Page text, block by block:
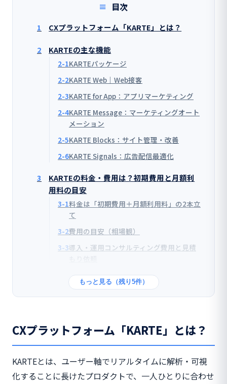
目次
1 CXプラットフォーム「KARTE」とは？
2 KARTEの主な機能
2-1KARTEパッケージ
2-2KARTE Web｜Web接客
2-3KARTE for App：アプリマーケティング
2-4KARTE Message：マーケティングオート
メーション
2-5KARTE Blocks：サイト管理・改善
2-6KARTE Signals：広告配信最適化
3
KARTEの料金・費用は？初期費用と月額利
用料の目安
3-1料金は「初期費用＋月額利用料」の2本立
て
3-2費用の目安（相場観）
3-3導入・運用コンサルティング費用と見積
もっと見る（残り5件）
CXプラットフォーム「KARTE」とは？
KARTEとは、ユーザー軸でリアルタイムに解析・可視
化することに長けたプロダクトで、一人ひとりに合わせ